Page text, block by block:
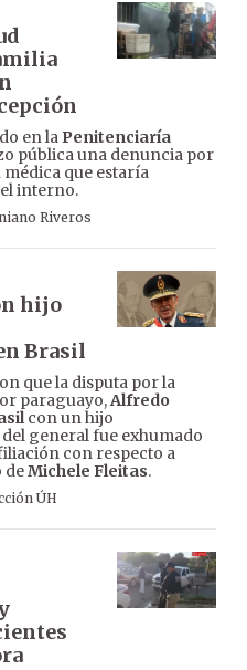
en la Penitenciaría
pública una denuncia por
que estaría
interno.
Riveros
hijo
Brasil
que la disputa por la
paraguayo,Alfredo
con un hijo
general fue exhumado
con respecto a
deMichele Fleitas.
ÚH